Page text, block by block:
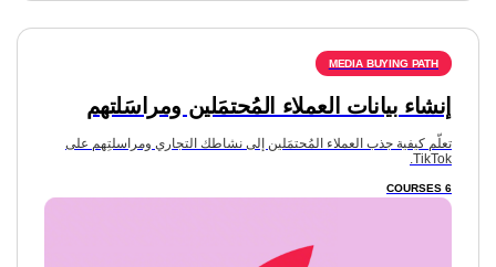
إنشاء بيانات العملاء المُحتمَلين ومراسَلتهم
تعلّم كيفية جذب العملاء المُحتمَلين إلى نشاطك التجاري ومراسلتِهم على
TikTok.